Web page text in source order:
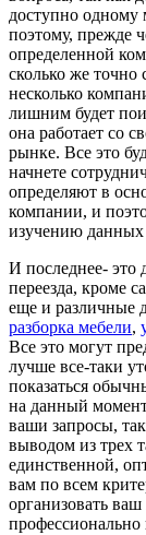
доступно
поэтому, прежде
определенной
сколько же точно
несколько
лишним будет
она работает со
рынке. Все это
начнете
определяют в
компании, и
изучению данных
И последнее- это
переезда, кроме
еще и различные
разборка мебели,
Все это могут
лучше все-таки
показаться
на данный
ваши запросы,
выводом из трех
единственной,
вам по всем
организовать
профессионально